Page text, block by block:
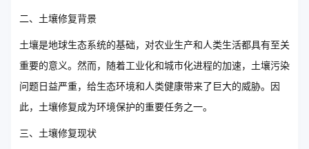
二、土壤修复背景
土壤是地球生态系统的基础，对农业生产和人类生活都具有至关
重要的意义。然而，随着工业化和城市化进程的加速，土壤污染
问题日益严重，给生态环境和人类健康带来了巨大的威胁。因
此，土壤修复成为环境保护的重要任务之一。
三、土壤修复现状